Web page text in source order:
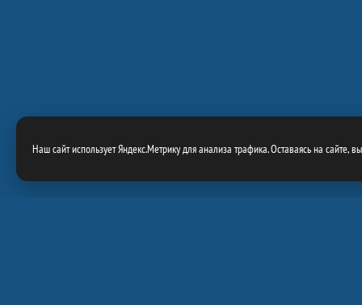
Наш сайт использует Яндекс.Метрику для анализа трафика. Оставаясь на сайте,